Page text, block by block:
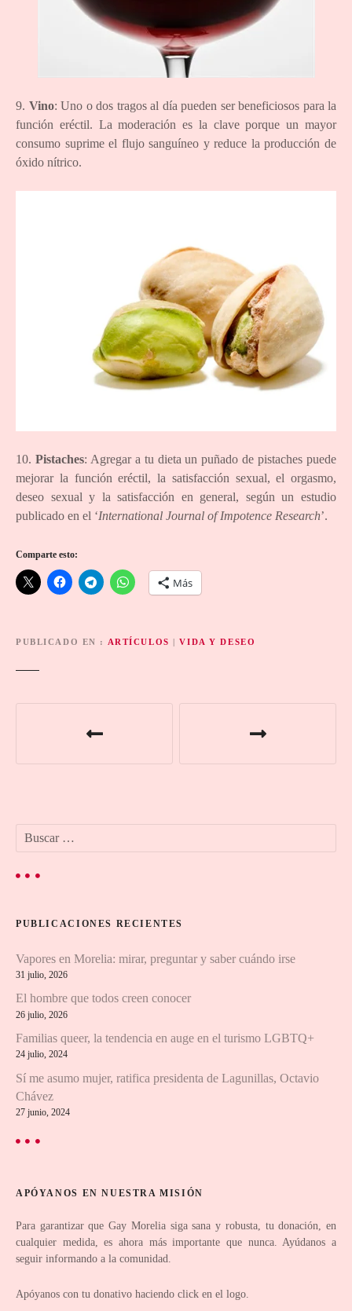
9. Vino: Uno o dos tragos al día pueden ser beneficiosos para la
función eréctil. La moderación es la clave porque un mayor
consumo suprime el flujo sanguíneo y reduce la producción de
óxido nítrico.
10. Pistaches: Agregar a tu dieta un puñado de pistaches puede
mejorar la función eréctil, la satisfacción sexual, el orgasmo,
deseo sexual y la satisfacción en general, según un estudio
publicado en el ‘International Journal of Impotence Research’.
Comparte esto:
Más
PUBLICADO EN ARTÍCULOS |VIDA Y DESEO
g
a
ó
n
d
e
e
n
r
a
d
a
c
:
PUBLICACIONES RECIENTES
Vapores en Morelia: mirar, preguntar y saber cuándo irse
31 julio, 2026
El hombre que todos creen conocer
26 julio, 2026
Familias queer, la tendencia en auge en el turismo LGBTQ+
24 julio, 2024
Sí me asumo mujer, ratifica presidenta de Lagunillas, Octavio
Chávez
27 junio, 2024
APÓYANOS EN NUESTRA MISIÓN
Para garantizar que Gay Morelia siga sana y robusta, tu donación, en
cualquier medida, es ahora más importante que nunca. Ayúdanos a
seguir informando a la comunidad.
Apóyanos con tu donativo haciendo click en el logo.